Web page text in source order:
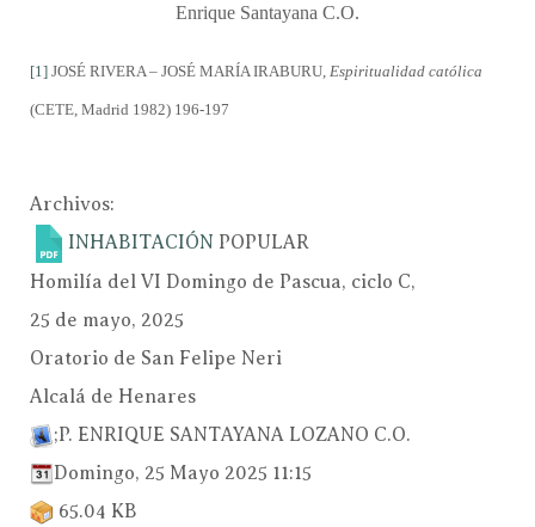
Enrique Santayana C.O.
[1] JOSÉ RIVERA – JOSÉ MARÍA IRABURU, Espiritualidad católica
(CETE, Madrid 1982) 196-197
Archivos:
INHABITACIÓN POPULAR
Homilía del VI Domingo de Pascua, ciclo C,
25 de mayo, 2025
Oratorio de San Felipe Neri
Alcalá de Henares
;P. ENRIQUE SANTAYANA LOZANO C.O.
Domingo, 25 Mayo 2025 11:15
65.04 KB